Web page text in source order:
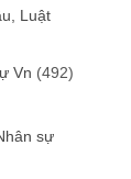
Luật
Vn (492)
sự